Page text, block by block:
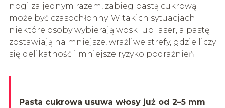
nogi za jednym razem, zabieg pastą cukrową
może być czasochłonny. W takich sytuacjach
niektóre osoby wybierają wosk lub laser, a pastę
zostawiają na mniejsze, wrażliwe strefy, gdzie liczy
się delikatność i mniejsze ryzyko podrażnień.
Pasta cukrowa usuwa włosy już od 2–5 mm